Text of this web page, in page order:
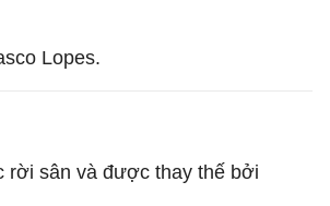
Lopes.
rời sân và được thay thế bởi